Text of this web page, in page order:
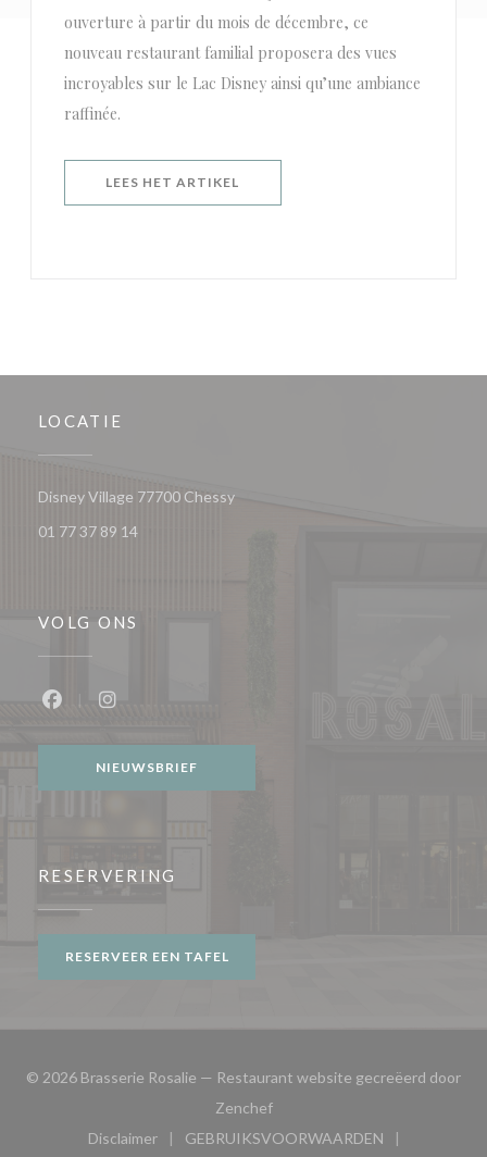
ouverture à partir du mois de décembre, ce
nouveau restaurant familial proposera des vues
incroyables sur le Lac Disney ainsi qu’une ambiance
raffinée.
LEES HET ARTIKEL
LOCATIE
Disney Village 77700 Chessy((opent in een nieuw venster))
01 77 37 89 14
VOLG ONS
NIEUWSBRIEF
RESERVERING
RESERVEER EEN TAFEL
© 2026 Brasserie Rosalie — Restaurant website gecreëerd door
Zenchef((opent in een nieuw venster))
Disclaimer
((opent in een nieuw venster))
GEBRUIKSVOORWAARDEN
((opent in een nieuw